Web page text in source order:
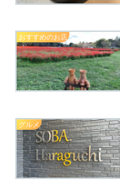
おすすめのお店
グルメ